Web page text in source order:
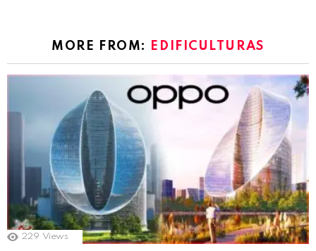
MORE FROM: EDIFICULTURAS
229 Views